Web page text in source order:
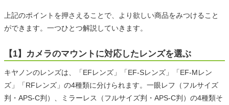
上記のポイントを押さえることで、より欲しい商品をみつけること
ができます。一つひとつ解説していきます。
【1】カメラのマウントに対応したレンズを選ぶ
キヤノンのレンズは、「EFレンズ」「EF-Sレンズ」「EF-Mレン
ズ」「RFレンズ」の4種類に分けられます。一眼レフ（フルサイズ
判・APS-C判）、ミラーレス（フルサイズ判・APS-C判）の4種類そ